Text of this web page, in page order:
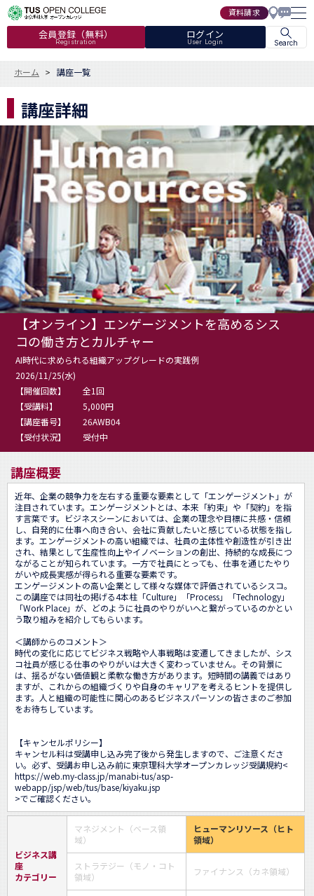
資料請求
会員登録（無料）
Registration
ログイン
User Login Search
ホーム 講座一覧
講座詳細
【オンライン】エンゲージメントを高めるシス
コの働き方とカルチャー
AI時代に求められる組織アップグレードの実践例
2026/11/25(水)
【開催回数】
全1回
【受講料】
5,000円
【講座番号】
26AWB04
【受付状況】
受付中
講座概要
近年、企業の競争力を左右する重要な要素として「エンゲージメント」が
注目されています。エンゲージメントとは、本来「約束」や「契約」を指
す言葉です。ビジネスシーンにおいては、企業の理念や目標に共感・信頼
し、自発的に仕事へ向き合い、会社に貢献したいと感じている状態を指し
ます。エンゲージメントの高い組織では、社員の主体性や創造性が引き出
され、結果として生産性向上やイノベーションの創出、持続的な成長につ
ながることが知られています。一方で社員にとっても、仕事を通じたやり
がいや成長実感が得られる重要な要素です。
エンゲージメントの高い企業として様々な媒体で評価されているシスコ。
この講座では同社の掲げる4本柱「Culture」「Process」「Technology」
「Work Place」が、どのように社員のやりがいへと繋がっているのかとい
う取り組みを紹介してもらいます。
＜講師からのコメント＞
時代の変化に応じてビジネス戦略や人事戦略は変遷してきましたが、シス
コ社員が感じる仕事のやりがいは大きく変わっていません。その背景に
は、揺るがない価値観と柔軟な働き方があります。短時間の講義ではあり
ますが、これからの組織づくりや自身のキャリアを考えるヒントを提供し
ます。人と組織の可能性に関心のあるビジネスパーソンの皆さまのご参加
をお待ちしています。
【キャンセルポリシー】
キャンセル料は受講申し込み完了後から発生しますので、ご注意くださ
い。必ず、受講お申し込み前に東京理科大学オープンカレッジ受講規約<
https://web.my-class.jp/manabi-tus/asp-
webapp/jsp/web/tus/base/kiyaku.jsp
>でご確認ください。
ビジネス講
座
カテゴリー
マネジメント（ベース領
域）
ヒューマンリソース（ヒト
領域）
ストラテジー（モノ・コト
領域）
ファイナンス（カネ領域）